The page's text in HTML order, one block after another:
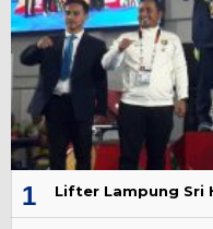
1 Lifter Lampung Sri